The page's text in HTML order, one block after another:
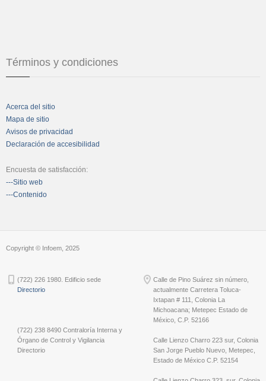
Términos y condiciones
Acerca del sitio
Mapa de sitio
Avisos de privacidad
Declaración de accesibilidad
Encuesta de satisfacción:
---Sitio web
---Contenido
Copyright © Infoem, 2025
(722) 226 1980. Edificio sede
Directorio
(722) 238 8490 Contraloría Interna y
Órgano de Control y Vigilancia
Directorio
Calle de Pino Suárez sin número,
actualmente Carretera Toluca-
Ixtapan # 111, Colonia La
Michoacana; Metepec Estado de
México, C.P. 52166
Calle Lienzo Charro 223 sur, Colonia
San Jorge Pueblo Nuevo, Metepec,
Estado de México C.P. 52154